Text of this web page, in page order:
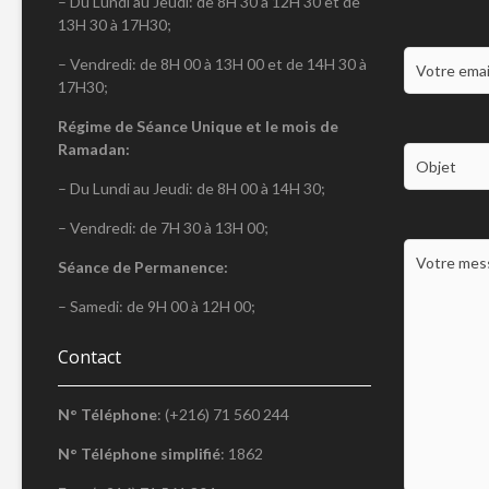
13H 30 à 17H30;
– Vendredi: de 8H 00 à 13H 00 et de 14H 30 à
17H30;
Régime de Séance Unique et le mois de
Ramadan:
– Du Lundi au Jeudi: de 8H 00 à 14H 30;
– Vendredi: de 7H 30 à 13H 00;
Séance de Permanence:
– Samedi: de 9H 00 à 12H 00;
Contact
N° Téléphone: (+216) 71 560 244
N° Téléphone simplifié: 1862